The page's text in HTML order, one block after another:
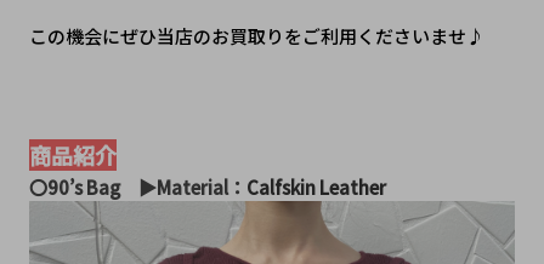
この機会にぜひ当店のお買取りをご利用くださいませ♪
商品紹介
〇90’s Bag　▶︎Material： Calfskin Leather